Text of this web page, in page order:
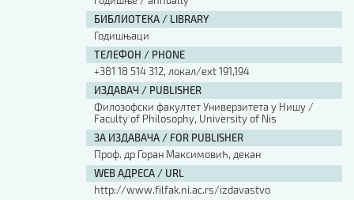
БИБЛИОТЕКА / LIBRARY
Годишњаци
ТЕЛЕФОН / PHONE
+381 18 514 312, локал/ext 191,194
ИЗДАВАЧ / PUBLISHER
Филозофски факултет Универзитета у Нишу /
Faculty of Philosophy, University of Nis
ЗА ИЗДАВАЧА / FOR PUBLISHER
Проф. др Горан Максимовић, декан
WEB АДРЕСА / URL
http://www.filfak.ni.ac.rs/izdavastvo